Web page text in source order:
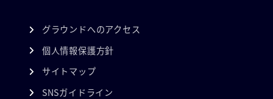
グラウンドへのアクセス
個人情報保護方針
サイトマップ
SNSガイドライン